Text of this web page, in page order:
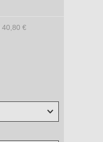
40,80 €